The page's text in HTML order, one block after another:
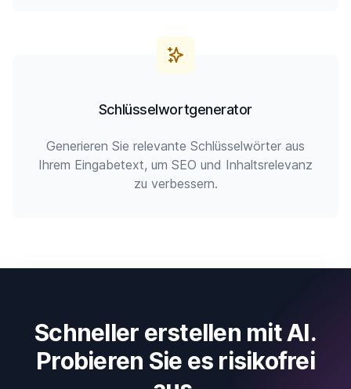
Schlüsselwortgenerator
Generieren Sie relevante Schlüsselwörter aus
Ihrem Eingabetext, um SEO und Inhaltsrelevanz
zu verbessern.
Schneller erstellen mit AI.
Probieren Sie es risikofrei